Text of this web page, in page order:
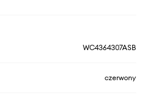
WC4364307ASB
czerwony